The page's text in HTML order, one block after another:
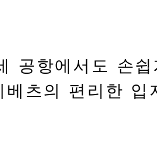
공항에서도 손
츠의 편리한 입